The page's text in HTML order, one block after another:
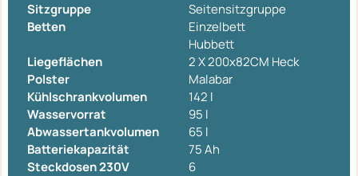
Sitzgruppe
Seitensitzgruppe
Betten
Einzelbett
Hubbett
Liegeflächen
2 X 200x82CM Heck
Polster
Malabar
Kühlschrankvolumen
142 l
Wasservorrat
95 l
Abwassertankvolumen
65 l
Batteriekapazität
75 Ah
Steckdosen 230V
6